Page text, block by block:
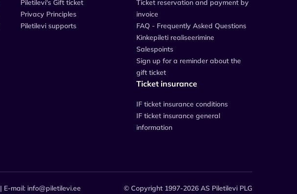
Piletilevi's Gift ticket
Privacy Principles
Piletilevi supports
Ticket reservation and payment by
invoice
FAQ - Frequently Asked Questions
Kinkepileti realiseerimine
Salespoints
Sign up for a reminder about the
gift ticket
Ticket insurance
IF ticket insurance conditions
IF ticket insurance general
information
E-mail: info@piletilevi.ee © Copyright 1997-2026 AS Piletilevi PLG